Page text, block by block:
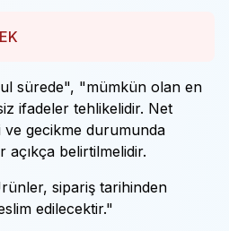
sürede", "mümkün olan en
ifadeler tehlikelidir. Net
gecikme durumunda
açıkça belirtilmelidir.
sipariş tarihinden
edilecektir."